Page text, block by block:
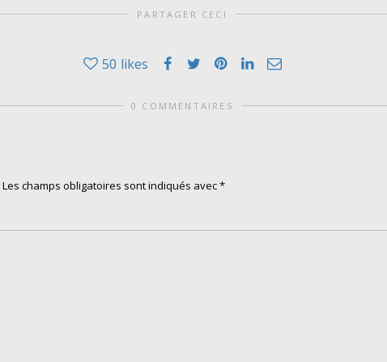
PARTAGER CECI
50 likes
0 COMMENTAIRES
Les champs obligatoires sont indiqués avec*